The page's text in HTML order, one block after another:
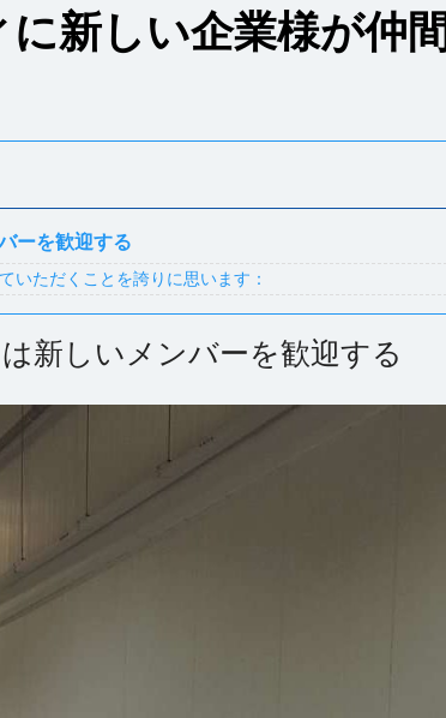
新しい企業様が仲間
ーを歓迎する
いただくことを誇りに思います：
新しいメンバーを歓迎する